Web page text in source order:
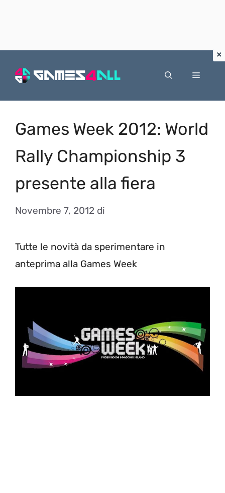
Menu
Games Week 2012: World
Rally Championship 3
presente alla fiera
Novembre 7, 2012 di
Tutte le novità da sperimentare in
anteprima alla Games Week